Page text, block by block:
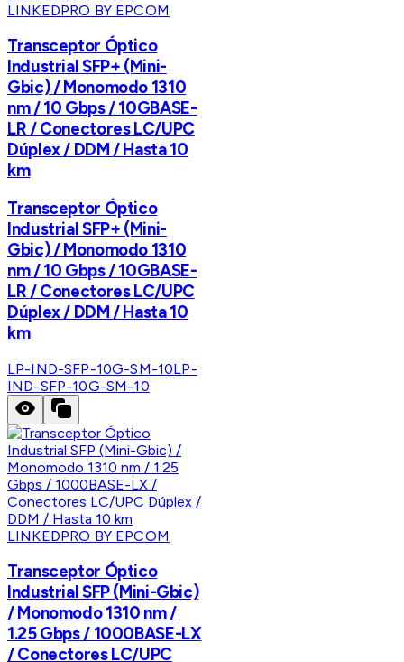
LINKEDPRO BY EPCOM
Transceptor Óptico
Industrial SFP+ (Mini-
Gbic) / Monomodo 1310
nm / 10 Gbps / 10GBASE-
LR / Conectores LC/UPC
Dúplex / DDM / Hasta 10
km
Transceptor Óptico
Industrial SFP+ (Mini-
Gbic) / Monomodo 1310
nm / 10 Gbps / 10GBASE-
LR / Conectores LC/UPC
Dúplex / DDM / Hasta 10
km
LP-IND-SFP-10G-SM-10LP-
IND-SFP-10G-SM-10
LINKEDPRO BY EPCOM
Transceptor Óptico
Industrial SFP (Mini-Gbic)
/ Monomodo 1310 nm /
1.25 Gbps / 1000BASE-LX
/ Conectores LC/UPC